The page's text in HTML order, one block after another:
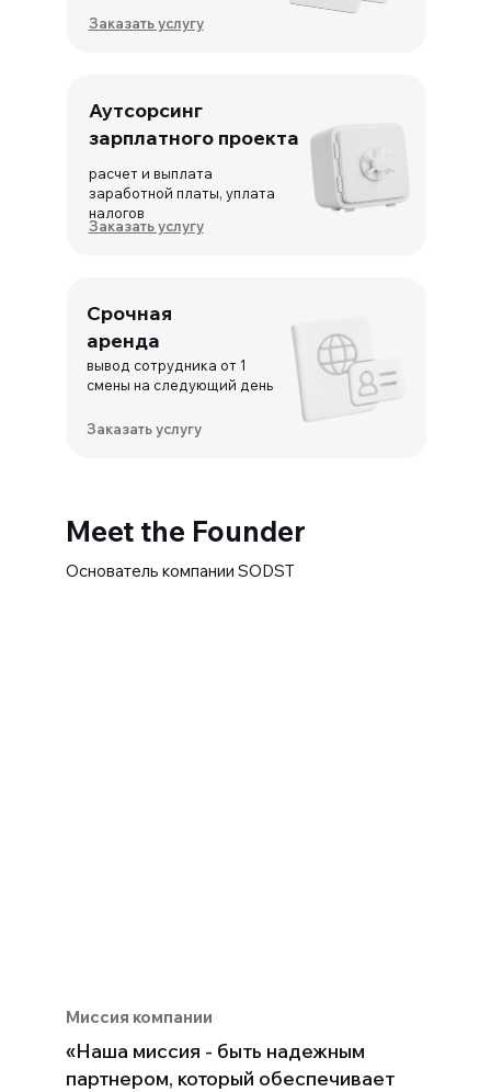
Заказать услугу
Срочная
аренда
вывод сотрудника от 1
смены на следующий день
Заказать услугу
Аутсорсинг
зарплатного проекта
расчет и выплата
заработной платы, уплата
налогов
Заказать услугу
Миссия компании
«Наша миссия - быть надежным
партнером, который обеспечивает
Meet the Founder
Основатель компании SODST